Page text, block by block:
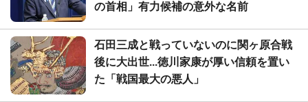
の首相」有力候補の意外な名前
石田三成と戦っていないのに関ヶ原合戦
後に大出世...徳川家康が厚い信頼を置い
た「戦国最大の悪人」